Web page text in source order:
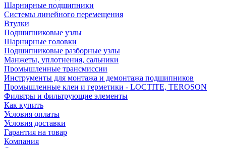
Шарнирные подшипники
Системы линейного перемещения
Втулки
Подшипниковые узлы
Шарнирные головки
Подшипниковые разборные узлы
Манжеты, уплотнения, сальники
Промышленные трансмиссии
Инструменты для монтажа и демонтажа подшипников
Промышленные клеи и герметики - LOCTITE, TEROSON
Фильтры и фильтрующие элементы
Как купить
Условия оплаты
Условия доставки
Гарантия на товар
Компания